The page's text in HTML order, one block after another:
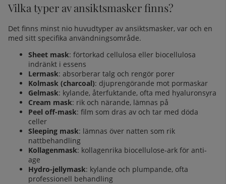
Vilka typer av ansiktsmasker finns?
Det finns minst nio huvudtyper av ansiktsmasker, var och en
med sitt specifika användningsområde.
Sheet mask: förtorkad cellulosa eller biocellulosa
indränkt i essens
Lermask: absorberar talg och rengör porer
Kolmask (charcoal): djuprengörande mot pormaskar
Gelmask: kylande, återfuktande, ofta med hyaluronsyra
Cream mask: rik och närande, lämnas på
Peel off-mask: film som dras av och tar med döda
celler
Sleeping mask: lämnas över natten som rik
nattbehandling
Kollagenmask: kollagenrika biocellulose-ark för anti-
age
Hydro-jellymask: kylande och plumpande, ofta
professionell behandling